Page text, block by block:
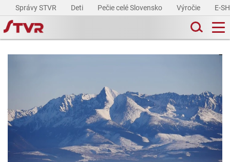
Správy STVR Deti Pečie celé Slovensko Výročie E-